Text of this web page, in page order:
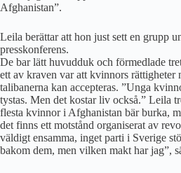
Afghanistan”.
Leila berättar att hon just sett en grupp
presskonferens.
De bar lätt huvudduk och förmedlade
ett av kraven var att kvinnors rättigheter
talibanerna kan accepteras. ”Unga
tystas. Men det kostar liv också.” Leila
flesta kvinnor i Afghanistan bär burka,
det finns ett motstånd organiserat av
väldigt ensamma, inget parti i Sverige
bakom dem, men vilken makt har jag”,